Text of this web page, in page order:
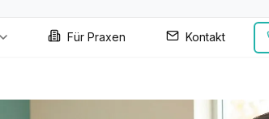
Für Praxen Kontakt